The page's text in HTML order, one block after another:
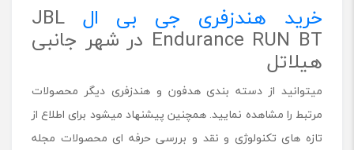
خرید هندزفری جی بی ال JBL
Endurance RUN BT در شهر جانبی
هیلاتل
میتوانید از دسته بندی هدفون و هندزفری دیگر محصولات
مرتبط را مشاهده نمایید. همچنین پیشنهاد میشود برای اطلاع از
تازه های تکنولوژی و نقد و بررسی حرفه ای محصولات مجله